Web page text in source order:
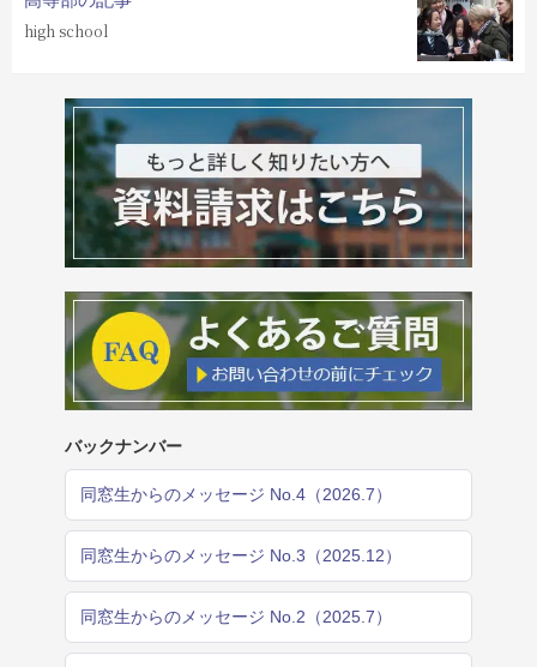
high school
バックナンバー
同窓生からのメッセージ No.4（2026.7）
同窓生からのメッセージ No.3（2025.12）
同窓生からのメッセージ No.2（2025.7）